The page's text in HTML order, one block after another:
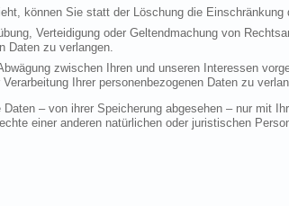
können Sie statt der Löschung die Einschränkung
Verteidigung oder Geltendmachung von
Daten zu verlangen.
zwischen Ihren und unseren Interessen
Ihrer personenbezogenen Daten zu
– von ihrer Speicherung abgesehen – nur mit
einer anderen natürlichen oder juristischen